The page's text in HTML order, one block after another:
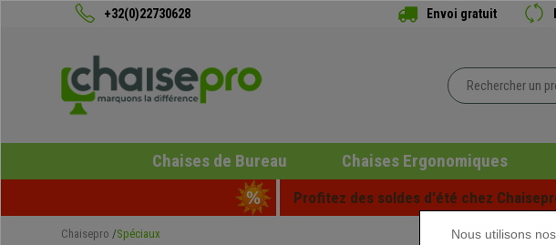
+32(0)22730628 Envoi gratuit
Chaises de Bureau Chaises Ergonomiques
Profitez des soldes d'été chez
Chaisepro Spéciaux
Nous utilisons